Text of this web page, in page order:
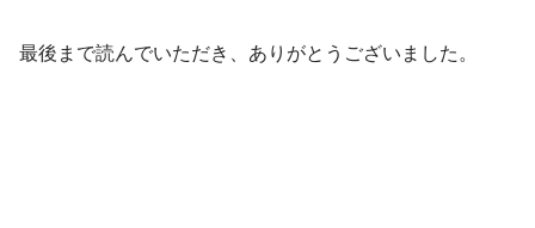
最後まで読んでいただき、ありがとうございました。